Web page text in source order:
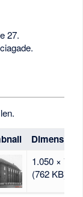
27.
1.050 × 773
(762 KB)